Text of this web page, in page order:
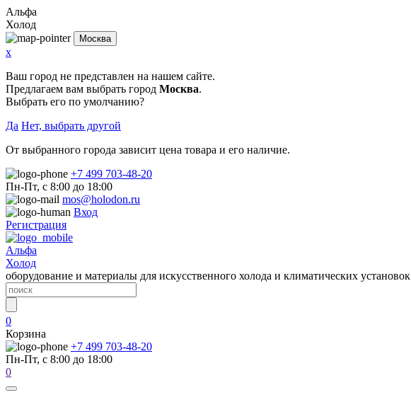
Альфа
Холод
Москва
x
Ваш город не представлен на нашем сайте.
Предлагаем вам выбрать город Москва.
Выбрать его по умолчанию?
Да Нет, выбрать другой
От выбранного города зависит цена товара и его наличие.
+7 499 703-48-20
Пн-Пт, с 8:00 до 18:00
mos@holodon.ru
Вход
Регистрация
Альфа
Холод
оборудование и материалы для искусственного холода и климатических установок
0
Корзина
+7 499 703-48-20
Пн-Пт, с 8:00 до 18:00
0